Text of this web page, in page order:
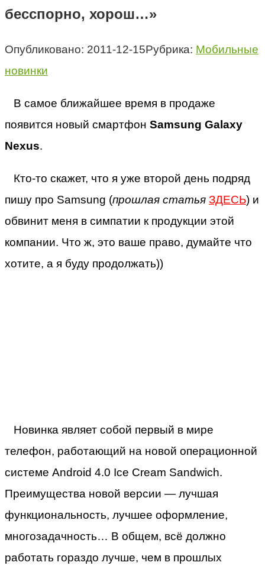
бесспорно, хорош…»
Опубликовано: 2011-12-15Рубрика: Мобильные
новинки
В самое ближайшее время в продаже
появится новый смартфон Samsung Galaxy
Nexus.
Кто-то скажет, что я уже второй день подряд
пишу про Samsung (прошлая статья ЗДЕСЬ) и
обвинит меня в симпатии к продукции этой
компании. Что ж, это ваше право, думайте что
хотите, а я буду продолжать))
Новинка являет собой первый в мире
телефон, работающий на новой операционной
системе Android 4.0 Ice Cream Sandwich.
Преимущества новой версии — лучшая
функциональность, лучшее оформление,
многозадачность… В общем, всё должно
работать гораздо лучше, чем в прошлых